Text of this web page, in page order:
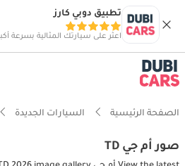
تطبيق دوبي كارز
اعثر على سيارتك المثالية بسرعة
الصفحة الرئيسية السيارات الجديدة
صور أم جي TD